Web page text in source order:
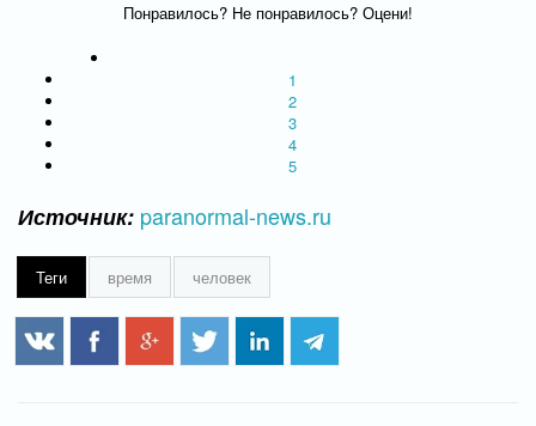
Понравилось? Не понравилось? Оцени!
1
2
3
4
5
Источник: paranormal-news.ru
Теги время человек